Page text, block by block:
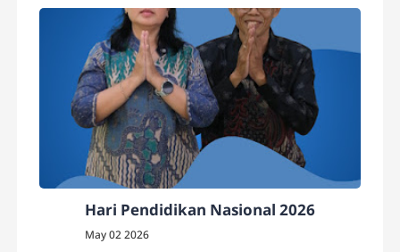
Hari Pendidikan Nasional 2026
May 02 2026